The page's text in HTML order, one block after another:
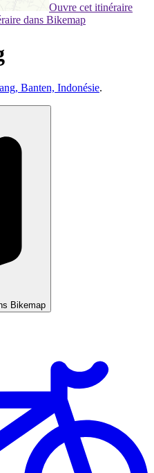
Ouvre cet itinéraire
dans Bikemap
Banten, Indonésie.
Bikemap